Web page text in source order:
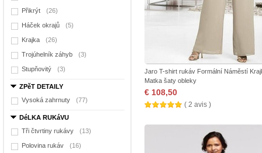
Přikrýt (26)
Háček okrajů (5)
Krajka (26)
Trojúhelník záhyb (3)
Stupňovitý (3)
ZPěT DETAILY
Vysoká zahrnuty
(77)
DéLKA RUKáVU
Tři čtvrtiny rukávy
(13)
Polovina rukáv (16)
Jaro T-shirt rukáv Formální Náměstí
Matka šaty obleky
€ 108,50
( 2 avis )